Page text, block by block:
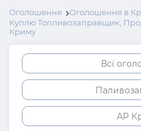
Оголошення
Оголошення в
Куплю Топливозаправщик,
Криму
Всі
АР